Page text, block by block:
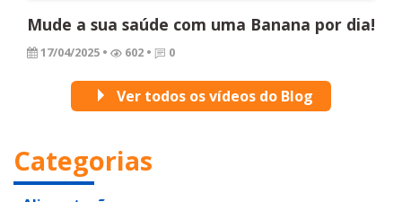
Mude a sua saúde com uma Banana por dia!
17/04/2025 • 602 • 0
Ver todos os vídeos do Blog
Categorias